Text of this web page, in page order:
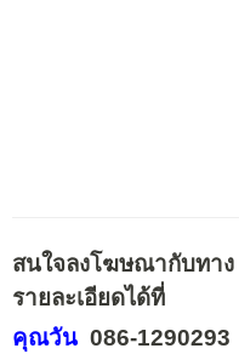
สนใจลงโฆษณากับทาง
รายละเอียดได้ที่
คุณวัน 086-1290293